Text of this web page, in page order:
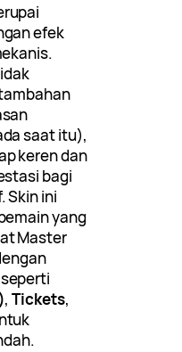
efek
saat itu),
keren dan
bagi
Skin ini
yang
Master
,Tickets,